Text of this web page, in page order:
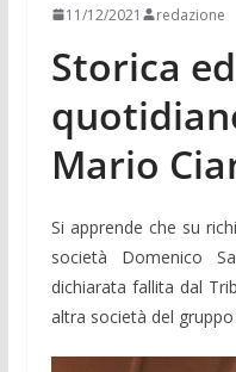
11/12/2021 redazione
Storica
Mario
Si apprende che su
società Domenico
dichiarata fallita dal
altra società del gruppo